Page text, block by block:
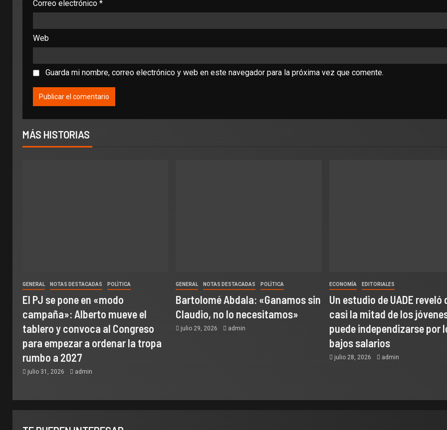
Correo electrónico *
Web
Guarda mi nombre, correo electrónico y web en este navegador para la próxima vez que comente.
MÁS HISTORIAS
GENERAL NOTAS DESTACADAS POLÌTICA
El PJ se pone en «modo
campaña»: Alberto mueve el
tablero y convoca al Congreso
para empezar a ordenar la tropa
rumbo a 2027
julio 31, 2026 admin
GENERAL NOTAS DESTACADAS POLÌTICA
Bartolomé Abdala: «Ganamos sin
Claudio, no lo necesitamos»
julio 29, 2026 admin
ECONOMÍA EDITORIALES
Un estudio de UADE reveló
casi la mitad de los
puede independizarse por
bajos salarios
julio 28, 2026 admin